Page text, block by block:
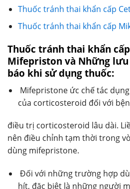
Thuốc tránh thai khẩn cấp
Thuốc tránh thai khẩn cấp
Thuốc tránh thai khẩn
Mifepriston và Những lưu
báo khi sử dụng thuốc:
Mifepristone ức chế tác
của corticosteroid đối với
điều trị corticosteroid lâu dài.
nên điều chỉnh tạm thời trong
dùng mifepristone.
Đối với những trường hợp
hít, đặc biệt là những người